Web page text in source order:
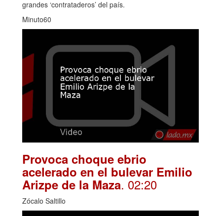
grandes ‘contrataderos’ del país.
Minuto60
Provoca choque ebrio
acelerado en el bulevar Emilio
Arizpe de la Maza. 02:20
Zócalo Saltillo